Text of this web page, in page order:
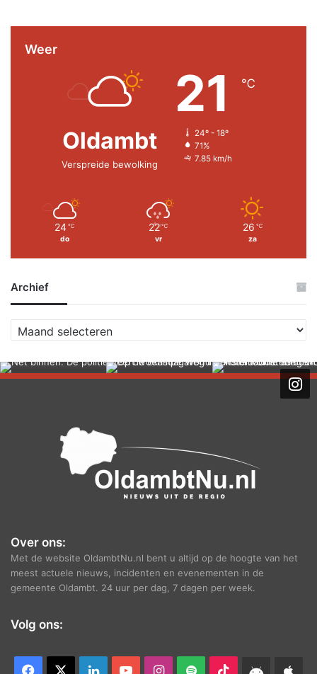
Weer
Oldambt
Verspreide bewolking
21 ℃
24º - 18º
71%
7.85 km/h
24 ℃
do
22 ℃
vr
26 ℃
za
Archief
r
h
Over ons:
Met de website OldambtNu.nl bent u altijd op de hoogte van het
meest actuele nieuws, incidenten en evenementen in de
gemeente Oldambt. 24 uur per dag, 7 dagen per week.
Volg ons:
Facebook LinkedInYouTubeInstagram
Spotify TikTokAndroid